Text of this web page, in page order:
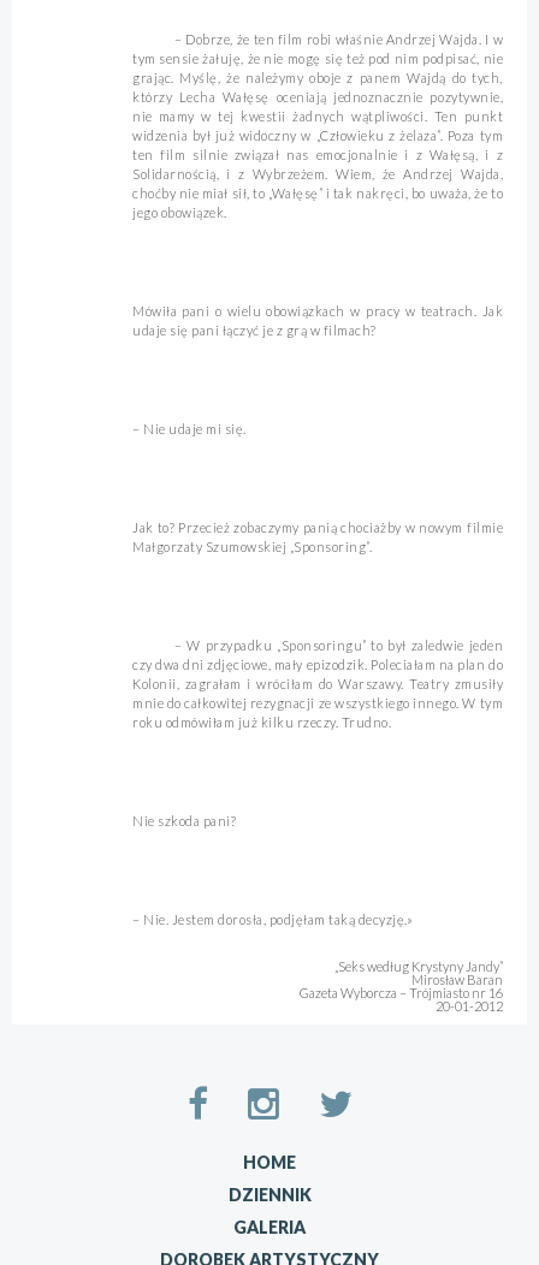
– Dobrze, że ten film robi właśnie Andrzej Wajda. I w
tym sensie żałuję, że nie mogę się też pod nim podpisać, nie
grając. Myślę, że należymy oboje z panem Wajdą do tych,
którzy Lecha Wałęsę oceniają jednoznacznie pozytywnie,
nie mamy w tej kwestii żadnych wątpliwości. Ten punkt
widzenia był już widoczny w „Człowieku z żelaza”. Poza tym
ten film silnie związał nas emocjonalnie i z Wałęsą, i z
Solidarnością, i z Wybrzeżem. Wiem, że Andrzej Wajda,
choćby nie miał sił, to „Wałęsę” i tak nakręci, bo uważa, że to
jego obowiązek.
Mówiła pani o wielu obowiązkach w pracy w teatrach. Jak
udaje się pani łączyć je z grą w filmach?
– Nie udaje mi się.
Jak to? Przecież zobaczymy panią chociażby w nowym filmie
Małgorzaty Szumowskiej „Sponsoring”.
– W przypadku „Sponsoringu” to był zaledwie jeden
czy dwa dni zdjęciowe, mały epizodzik. Poleciałam na plan do
Kolonii, zagrałam i wróciłam do Warszawy. Teatry zmusiły
mnie do całkowitej rezygnacji ze wszystkiego innego. W tym
roku odmówiłam już kilku rzeczy. Trudno.
Nie szkoda pani?
– Nie. Jestem dorosła, podjęłam taką decyzję.»
„Seks według Krystyny Jandy”
Mirosław Baran
Gazeta Wyborcza – Trójmiasto nr 16
20-01-2012
HOME
DZIENNIK
GALERIA
DOROBEK ARTYSTYCZNY